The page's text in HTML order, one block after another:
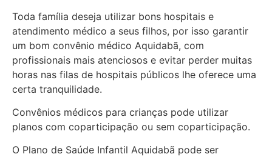
Toda família deseja utilizar bons hospitais e
atendimento médico a seus filhos, por isso garantir
um bom convênio médico Aquidabã, com
profissionais mais atenciosos e evitar perder muitas
horas nas filas de hospitais públicos lhe oferece uma
certa tranquilidade.
Convênios médicos para crianças pode utilizar
planos com coparticipação ou sem coparticipação.
O Plano de Saúde Infantil Aquidabã pode ser